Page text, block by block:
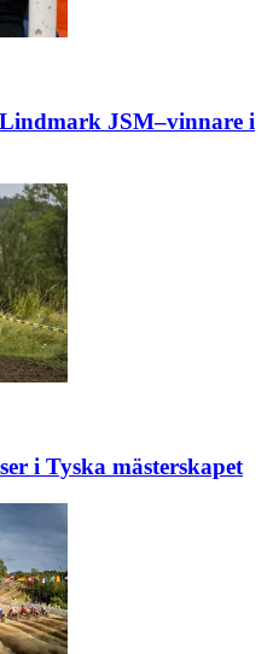
JSM–vinnare i
i Tyska mästerskapet